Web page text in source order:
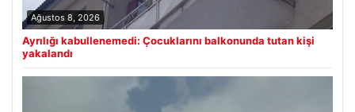
Ağustos 8, 2026
Ayrılığı kabullenemedi: Çocuklarını balkonunda tutan kişi
yakalandı